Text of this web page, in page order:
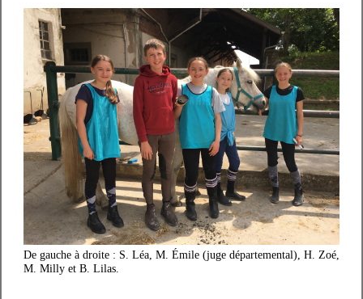
De gauche à droite : S. Léa, M. Émile (juge départemental), H. Zoé,
M. Milly et B. Lilas.